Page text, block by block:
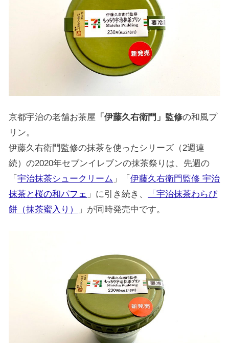
京都宇治の老舗お茶屋 「伊藤久右衛門」監修の和風プ
リン。
伊藤久右衛門監修の抹茶を使ったシリーズ（2週連
続）の2020年セブンイレブンの抹茶祭りは、先週の
「宇治抹茶シュークリーム 」「伊藤久右衛門監修 宇治
抹茶と桜の和パフェ 」に引き続き、
「宇治抹茶わらび
餅（抹茶蜜入り）
」が同時発売中です。